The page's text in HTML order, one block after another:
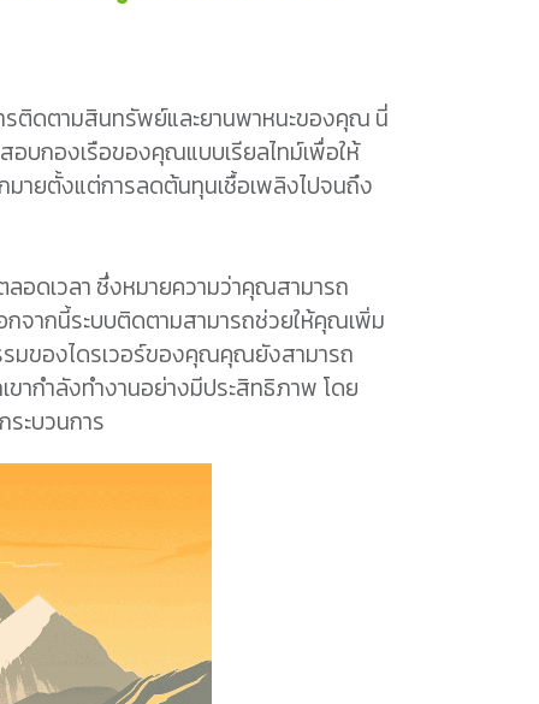
รติดตามสินทรัพย์และยานพาหนะของคุณ นี่
บกองเรือของคุณแบบเรียลไทม์เพื่อให้
มายตั้งแต่การลดต้นทุนเชื้อเพลิงไปจนถึง
ดเวลา ซึ่งหมายความว่าคุณสามารถ
จากนี้ระบบติดตามสามารถช่วยให้คุณเพิ่ม
มของไดรเวอร์ของคุณคุณยังสามารถ
ากำลังทำงานอย่างมีประสิทธิภาพ โดย
ะบวนการ